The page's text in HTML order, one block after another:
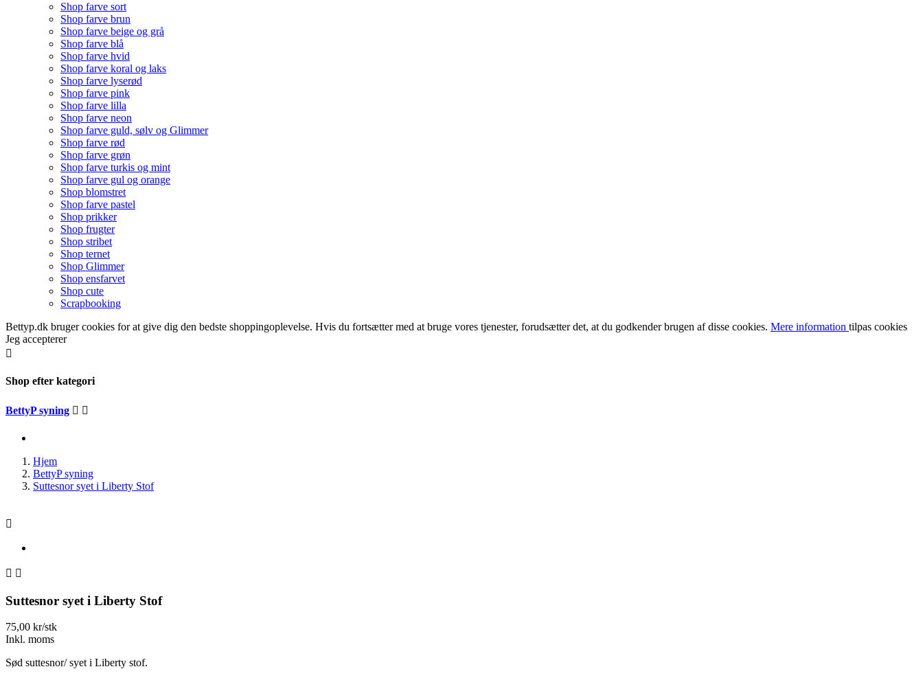
Shop farve sort
Shop farve brun
Shop farve beige og grå
Shop farve blå
Shop farve hvid
Shop farve koral og laks
Shop farve lyserød
Shop farve pink
Shop farve lilla
Shop farve neon
Shop farve guld, sølv og Glimmer
Shop farve rød
Shop farve grøn
Shop farve turkis og mint
Shop farve gul og orange
Shop blomstret
Shop farve pastel
Shop prikker
Shop frugter
Shop stribet
Shop ternet
Shop Glimmer
Shop ensfarvet
Shop cute
Scrapbooking
Bettyp.dk bruger cookies for at give dig den bedste shoppingoplevelse. Hvis du fortsætter med at bruge vores tjenester, forudsætter det, at du godkender brugen af disse cookies. Mere information tilpas cookies
Jeg accepterer

Shop efter kategori
BettyP syning  
Hjem
BettyP syning
Suttesnor syet i Liberty Stof

 
Suttesnor syet i Liberty Stof
75,00 kr/stk
Inkl. moms
Sød suttesnor/ syet i Liberty stof.